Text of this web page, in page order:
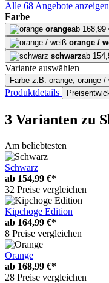
Alle 68 Angebote anzeigen
Farbe
orangeab 168,99
orange /
schwarzab
Variante auswählen
Farbe z.B. orange, orange /
Produktdetails
3 Varianten zu
Am beliebtesten
Schwarz
ab 154,99 €*
32 Preise vergleichen
Kipchoge Edition
ab 164,99 €*
8 Preise vergleichen
Orange
ab 168,99 €*
28 Preise vergleichen